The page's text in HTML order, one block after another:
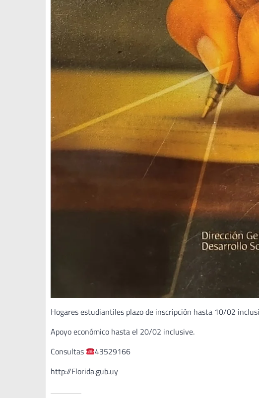
Hogares estudiantiles plazo de inscripción hasta 10/02
Apoyo económico hasta el 20/02 inclusive.
Consultas
43529166
http://Florida.gub.uy